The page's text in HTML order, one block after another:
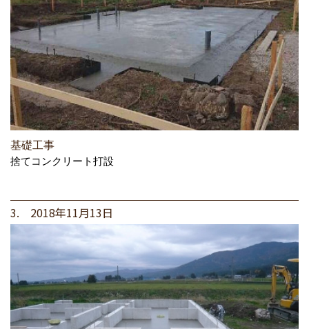
基礎工事
捨てコンクリート打設
3. 2018年11月13日